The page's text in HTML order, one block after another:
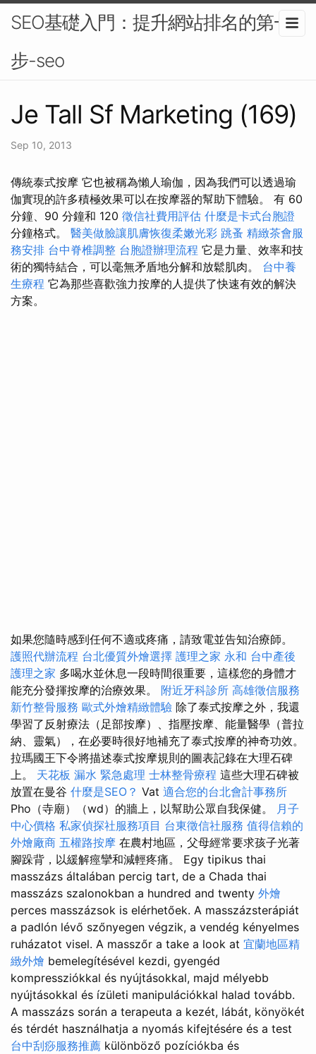
SEO基礎入門：提升網站排名的第一
步-seo
Je Tall Sf Marketing (169)
Sep 10, 2013
傳統泰式按摩 它也被稱為懶人瑜伽，因為我們可以透過瑜
伽實現的許多積極效果可以在按摩器的幫助下體驗。 有 60
分鐘、90 分鐘和 120 徵信社費用評估 什麼是卡式台胞證
分鐘格式。 醫美做臉讓肌膚恢復柔嫩光彩 跳蚤 精緻茶會服
務安排 台中脊椎調整 台胞證辦理流程 它是力量、效率和技
術的獨特結合，可以毫無矛盾地分解和放鬆肌肉。 台中養
生療程 它為那些喜歡強力按摩的人提供了快速有效的解決
方案。
如果您隨時感到任何不適或疼痛，請致電並告知治療師。
護照代辦流程 台北優質外燴選擇 護理之家 永和 台中產後
護理之家 多喝水並休息一段時間很重要，這樣您的身體才
能充分發揮按摩的治療效果。 附近牙科診所 高雄徵信服務
新竹整骨服務 歐式外燴精緻體驗 除了泰式按摩之外，我還
學習了反射療法（足部按摩）、指壓按摩、能量醫學（普拉
納、靈氣），在必要時很好地補充了泰式按摩的神奇功效。
拉瑪國王下令將描述泰式按摩規則的圖表記錄在大理石碑
上。 天花板 漏水 緊急處理 士林整骨療程 這些大理石碑被
放置在曼谷 什麼是SEO？ Vat 適合您的台北會計事務所
Pho（寺廟）（wd）的牆上，以幫助公眾自我保健。 月子
中心價格 私家偵探社服務項目 台東徵信社服務 值得信賴的
外燴廠商 五權路按摩 在農村地區，父母經常要求孩子光著
腳跺背，以緩解痙攣和減輕疼痛。 Egy tipikus thai
masszázs általában percig tart, de a Chada thai
masszázs szalonokban a hundred and twenty 外燴
perces masszázsok is elérhetőek. A masszázsterápiát
a padlón lévő szőnyegen végzik, a vendég kényelmes
ruházatot visel. A masszőr a take a look at 宜蘭地區精
緻外燴 bemelegítésével kezdi, gyengéd
kompressziókkal és nyújtásokkal, majd mélyebb
nyújtásokkal és ízületi manipulációkkal halad tovább.
A masszázs során a terapeuta a kezét, lábát, könyökét
és térdét használhatja a nyomás kifejtésére és a test
台中刮痧服務推薦 különböző pozíciókba és